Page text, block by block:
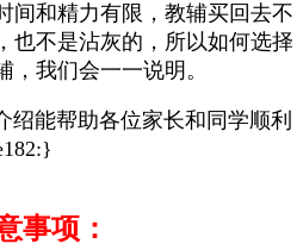
间和精力有限，教辅买回去不
也不是沾灰的，所以如何选择
我们会一一说明。
能帮助各位家长和同学顺利
事项：